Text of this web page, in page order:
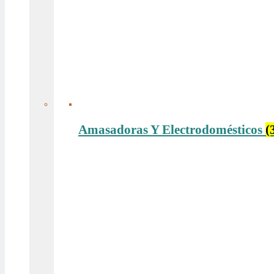
Amasadoras Y Electrodomésticos